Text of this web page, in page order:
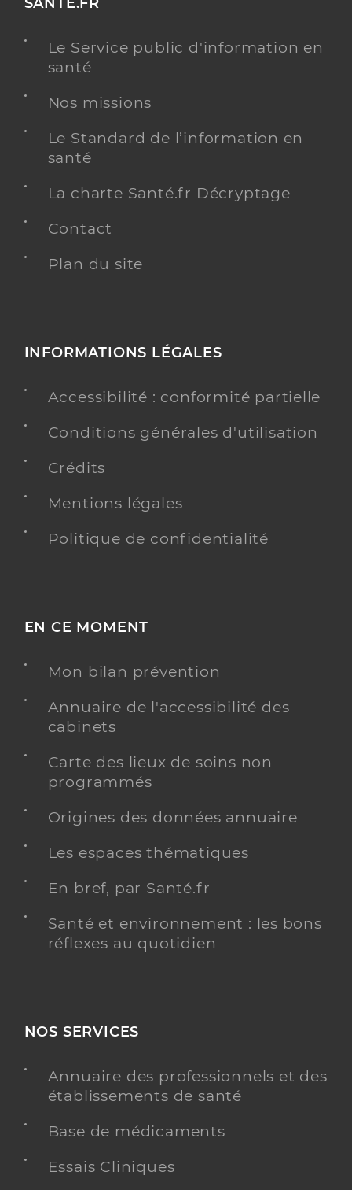
Le Service public d'information en
santé
Nos missions
Le Standard de l’information en
santé
La charte Santé.fr Décryptage
Contact
Plan du site
INFORMATIONS LÉGALES
Accessibilité : conformité partielle
Conditions générales d'utilisation
Crédits
Mentions légales
Politique de confidentialité
EN CE MOMENT
Mon bilan prévention
Annuaire de l'accessibilité des
cabinets
Carte des lieux de soins non
programmés
Origines des données annuaire
Les espaces thématiques
En bref, par Santé.fr
Santé et environnement : les bons
réflexes au quotidien
NOS SERVICES
Annuaire des professionnels et des
établissements de santé
Base de médicaments
Essais Cliniques